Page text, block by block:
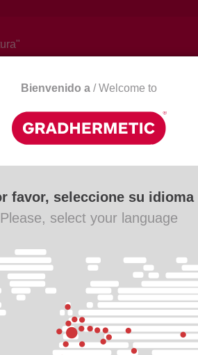
Descàrregues Contacte
Bienvenido a / Welcome to
favor, seleccione su idioma
Please, select your language